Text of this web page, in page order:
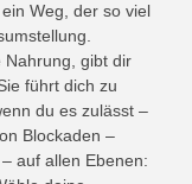
Weg, der so viel
Nahrung, gibt dir
führt dich zu
du es zulässt –
Blockaden –
auf allen Ebenen: